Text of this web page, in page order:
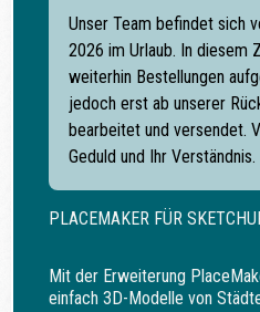
Unser Team befindet sich
2026 im Urlaub. In diesem
weiterhin Bestellungen
jedoch erst ab unserer
bearbeitet und versendet.
Geduld und Ihr Verständnis.
PLACEMAKER FÜR
Mit der Erweiterung
einfach 3D-Modelle von